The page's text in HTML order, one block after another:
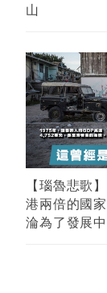
山
【瑙魯悲歌
港兩倍的國
淪為了發展